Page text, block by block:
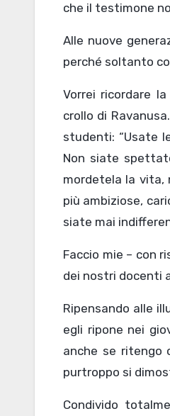
che il testimone
Alle nuove
perché soltanto
Vorrei ricordare
crollo di
studenti: “Usate
Non siate
mordetela la vita,
più ambiziose,
siate mai
Faccio mie – con
dei nostri docenti
Ripensando alle
egli ripone nei
anche se ritengo
purtroppo si
Condivido